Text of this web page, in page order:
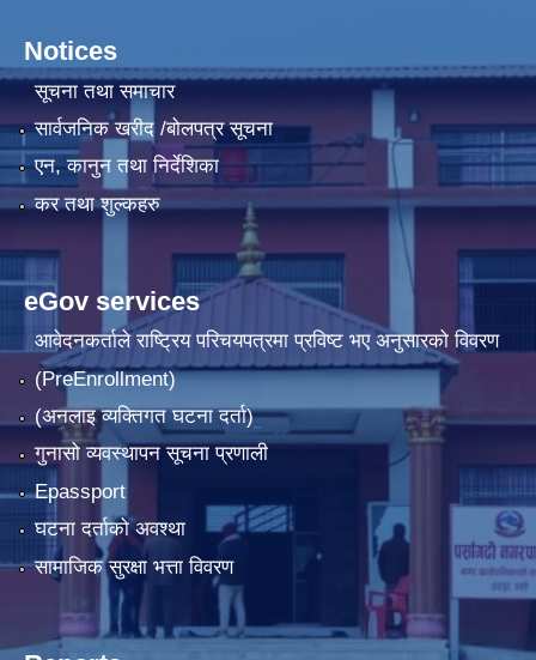
Notices
सूचना तथा समाचार
सार्वजनिक खरीद /बोलपत्र सूचना
एन, कानुन तथा निर्देशिका
कर तथा शुल्कहरु
eGov services
आवेदनकर्ताले राष्‍ट्रिय परिचयपत्रमा प्रविष्ट भए अनुसारको विवरण
(PreEnrollment)
(अनलाइ व्यक्तिगत घटना दर्ता)
गुनासो व्यवस्थापन सूचना प्रणाली
Epassport
घटना दर्ताको अवश्था
सामाजिक सुरक्षा भत्ता विवरण